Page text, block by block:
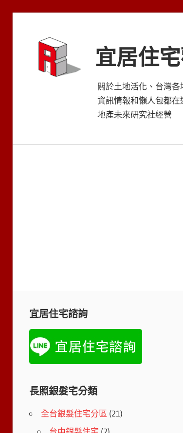
宜居住
關於土地活化、台灣
資訊情報和懶人包都
地產未來研究社經營
宜居住宅諮詢
長照銀髮宅分類
全台銀髮住宅分區 (21)